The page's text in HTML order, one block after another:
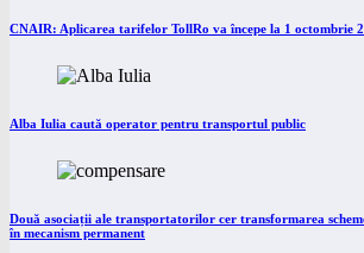
CNAIR: Aplicarea tarifelor TollRo va începe la 1 octombrie
Alba Iulia caută operator pentru transportul public
Două asociații ale transportatorilor cer transformarea
în mecanism permanent